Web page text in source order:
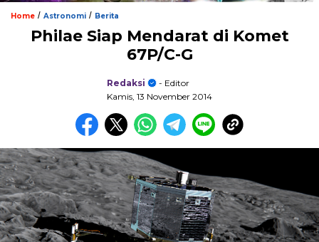
Home / Astronomi / Berita
Philae Siap Mendarat di Komet
67P/C-G
Redaksi
- Editor
Kamis, 13 November 2014